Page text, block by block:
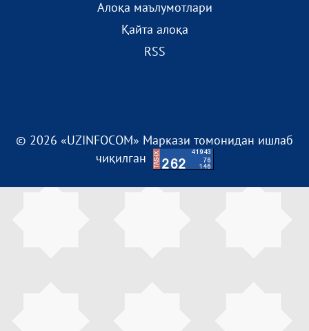
Алоқа маълумотлари
Қайта алоқа
RSS
© 2026 «UZINFOCOM» Маркази томонидан ишлаб
чиқилган